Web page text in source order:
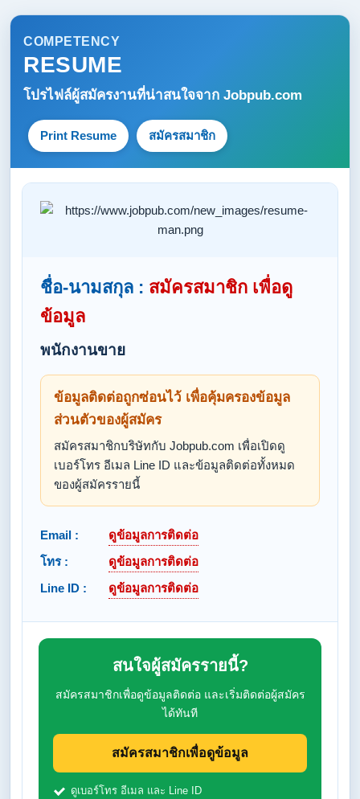
COMPETENCY
RESUME
โปรไฟล์ผู้สมัครงานที่น่าสนใจจาก Jobpub.com
Print Resume สมัครสมาชิก
ชื่อ-นามสกุล : สมัครสมาชิก เพื่อดู
ข้อมูล
พนักงานขาย
ข้อมูลติดต่อถูกซ่อนไว้ เพื่อคุ้มครองข้อมูล
ส่วนตัวของผู้สมัคร
สมัครสมาชิกบริษัทกับ Jobpub.com เพื่อเปิดดู
เบอร์โทร อีเมล Line ID และข้อมูลติดต่อทั้งหมด
ของผู้สมัครรายนี้
Email :
ดูข้อมูลการติดต่อ
โทร :
ดูข้อมูลการติดต่อ
Line ID :
ดูข้อมูลการติดต่อ
สนใจผู้สมัครรายนี้?
สมัครสมาชิกเพื่อดูข้อมูลติดต่อ และเริ่มติดต่อผู้สมัคร
ได้ทันที
สมัครสมาชิกเพื่อดูข้อมูล
ดูเบอร์โทร อีเมล และ Line ID